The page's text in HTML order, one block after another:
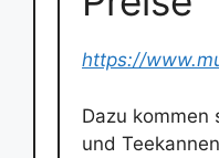
https://
Dazu kommen
und